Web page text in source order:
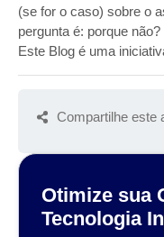
(se for o caso) sobre o
pergunta é: porque não?
Este Blog é uma
Compartilhe este
Otimize sua
Tecnologia